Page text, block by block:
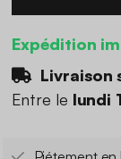
Expédition
Livraison
Entre le lundi